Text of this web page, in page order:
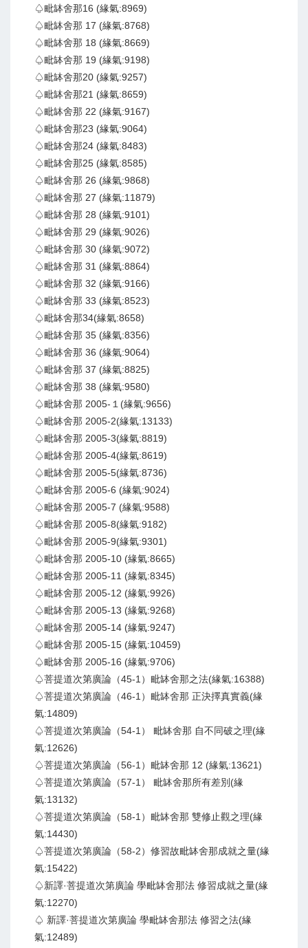
♤毗缽舍那16 (緣氣:8969)
♤毗缽舍那 17 (緣氣:8768)
♤毗缽舍那 18 (緣氣:8669)
♤毗缽舍那 19 (緣氣:9198)
♤毗缽舍那20 (緣氣:9257)
♤毗缽舍那21 (緣氣:8659)
♤毗缽舍那 22 (緣氣:9167)
♤毗缽舍那23 (緣氣:9064)
♤毗缽舍那24 (緣氣:8483)
♤毗缽舍那25 (緣氣:8585)
♤毗缽舍那 26 (緣氣:9868)
♤毗缽舍那 27 (緣氣:11879)
♤毗缽舍那 28 (緣氣:9101)
♤毗缽舍那 29 (緣氣:9026)
♤毗缽舍那 30 (緣氣:9072)
♤毗缽舍那 31 (緣氣:8864)
♤毗缽舍那 32 (緣氣:9166)
♤毗缽舍那 33 (緣氣:8523)
♤毗缽舍那34(緣氣:8658)
♤毗缽舍那 35 (緣氣:8356)
♤毗缽舍那 36 (緣氣:9064)
♤毗缽舍那 37 (緣氣:8825)
♤毗缽舍那 38 (緣氣:9580)
♤毗缽舍那 2005-１(緣氣:9656)
♤毗缽舍那 2005-2(緣氣:13133)
♤毗缽舍那 2005-3(緣氣:8819)
♤毗缽舍那 2005-4(緣氣:8619)
♤毗缽舍那 2005-5(緣氣:8736)
♤毗缽舍那 2005-6 (緣氣:9024)
♤毗缽舍那 2005-7 (緣氣:9588)
♤毗缽舍那 2005-8(緣氣:9182)
♤毗缽舍那 2005-9(緣氣:9301)
♤毗缽舍那 2005-10 (緣氣:8665)
♤毗缽舍那 2005-11 (緣氣:8345)
♤毗缽舍那 2005-12 (緣氣:9926)
♤毗缽舍那 2005-13 (緣氣:9268)
♤毗缽舍那 2005-14 (緣氣:9247)
♤毗缽舍那 2005-15 (緣氣:10459)
♤毗缽舍那 2005-16 (緣氣:9706)
♤菩提道次第廣論（45-1）毗缽舍那之法(緣氣:16388)
♤菩提道次第廣論（46-1）毗缽舍那 正決擇真實義(緣
氣:14809)
♤菩提道次第廣論（54-1） 毗缽舍那 自不同破之理(緣
氣:12626)
♤菩提道次第廣論（56-1）毗缽舍那 12 (緣氣:13621)
♤菩提道次第廣論（57-1） 毗缽舍那所有差別(緣
氣:13132)
♤菩提道次第廣論（58-1）毗缽舍那 雙修止觀之理(緣
氣:14430)
♤菩提道次第廣論（58-2）修習故毗缽舍那成就之量(緣
氣:15422)
♤新譯·菩提道次第廣論 學毗缽舍那法 修習成就之量(緣
氣:12270)
♤ 新譯·菩提道次第廣論 學毗缽舍那法 修習之法(緣
氣:12489)